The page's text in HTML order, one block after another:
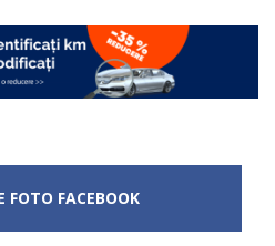
FOTO FACEBOOK